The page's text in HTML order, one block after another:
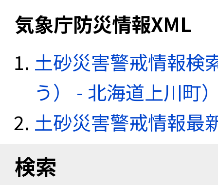
気象庁防災情報XML
土砂災害警戒情報検
う） - 北海道上川町
土砂災害警戒情報最
検索